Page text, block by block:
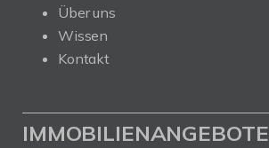
Über uns
Wissen
Kontakt
IMMOBILIENANGEBOTE